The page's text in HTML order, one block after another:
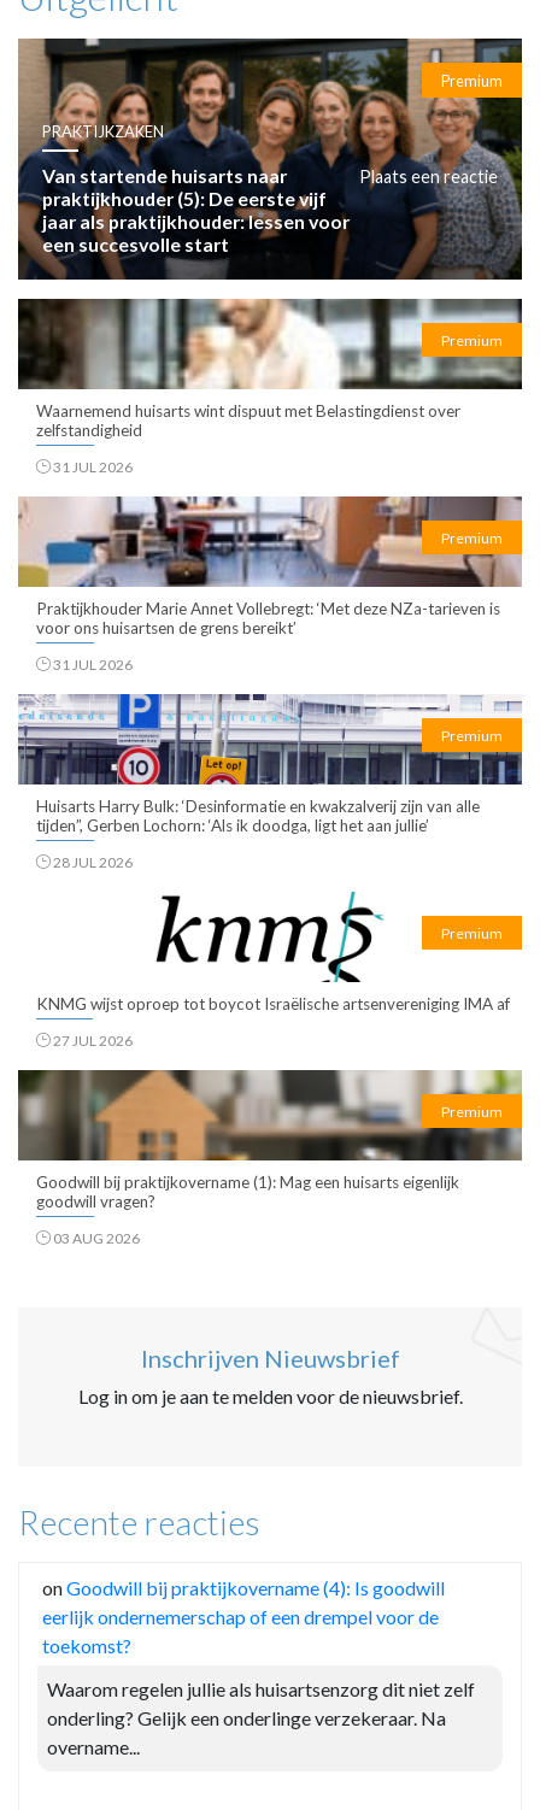
Premium
PRAKTIJKZAKEN
Van startende huisarts naar
praktijkhouder (5): De eerste vijf
jaar als praktijkhouder: lessen voor
een succesvolle start
Plaats een reactie
Premium
Waarnemend huisarts wint dispuut met Belastingdienst over
zelfstandigheid
31 JUL 2026
Premium
Praktijkhouder Marie Annet Vollebregt: ‘Met deze NZa-tarieven is
voor ons huisartsen de grens bereikt’
31 JUL 2026
Premium
Huisarts Harry Bulk: ‘Desinformatie en kwakzalverij zijn van alle
tijden”, Gerben Lochorn: ‘Als ik doodga, ligt het aan jullie’
28 JUL 2026
Premium
KNMG wijst oproep tot boycot Israëlische artsenvereniging IMA af
27 JUL 2026
Premium
Goodwill bij praktijkovername (1): Mag een huisarts eigenlijk
goodwill vragen?
03 AUG 2026
Inschrijven Nieuwsbrief
Log in om je aan te melden voor de nieuwsbrief.
Recente reacties
onGoodwill bij praktijkovername (4): Is goodwill
eerlijk ondernemerschap of een drempel voor de
toekomst?
Waarom regelen jullie als huisartsenzorg dit niet zelf
onderling? Gelijk een onderlinge verzekeraar. Na
overname...